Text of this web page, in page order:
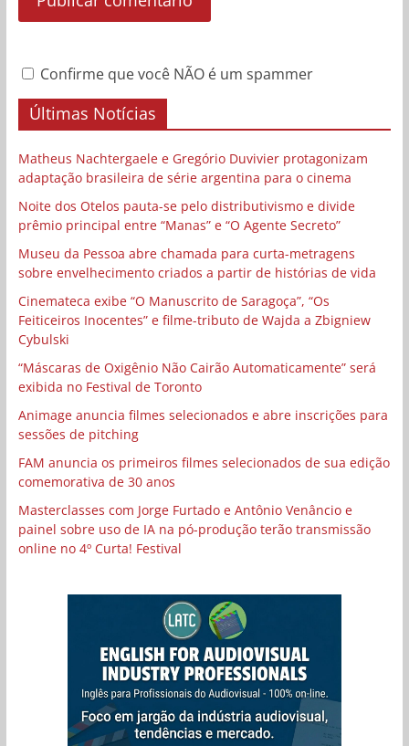
Confirme que você NÃO é um spammer
Últimas Notícias
Matheus Nachtergaele e Gregório Duvivier protagonizam
adaptação brasileira de série argentina para o cinema
Noite dos Otelos pauta-se pelo distributivismo e divide
prêmio principal entre “Manas” e “O Agente Secreto”
Museu da Pessoa abre chamada para curta-metragens
sobre envelhecimento criados a partir de histórias de vida
Cinemateca exibe “O Manuscrito de Saragoça”, “Os
Feiticeiros Inocentes” e filme-tributo de Wajda a Zbigniew
Cybulski
“Máscaras de Oxigênio Não Cairão Automaticamente” será
exibida no Festival de Toronto
Animage anuncia filmes selecionados e abre inscrições para
sessões de pitching
FAM anuncia os primeiros filmes selecionados de sua edição
comemorativa de 30 anos
Masterclasses com Jorge Furtado e Antônio Venâncio e
painel sobre uso de IA na pó-produção terão transmissão
online no 4º Curta! Festival